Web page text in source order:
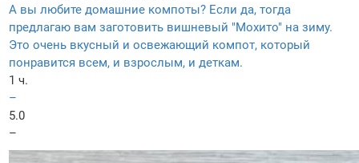
А вы любите домашние компоты? Если да, тогда
предлагаю вам заготовить вишневый "Мохито" на зиму.
Это очень вкусный и освежающий компот, который
понравится всем, и взрослым, и деткам.
1 ч.
–
5.0
–